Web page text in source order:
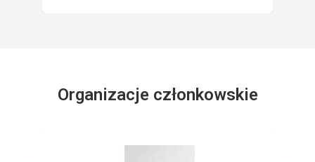
Organizacje członkowskie